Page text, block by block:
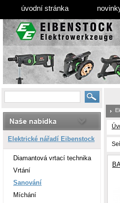
úvodní stránka
Elektrické nářadí Eibenstock
Diamantová vrtací technika
Vrtání
Sanování
Míchání